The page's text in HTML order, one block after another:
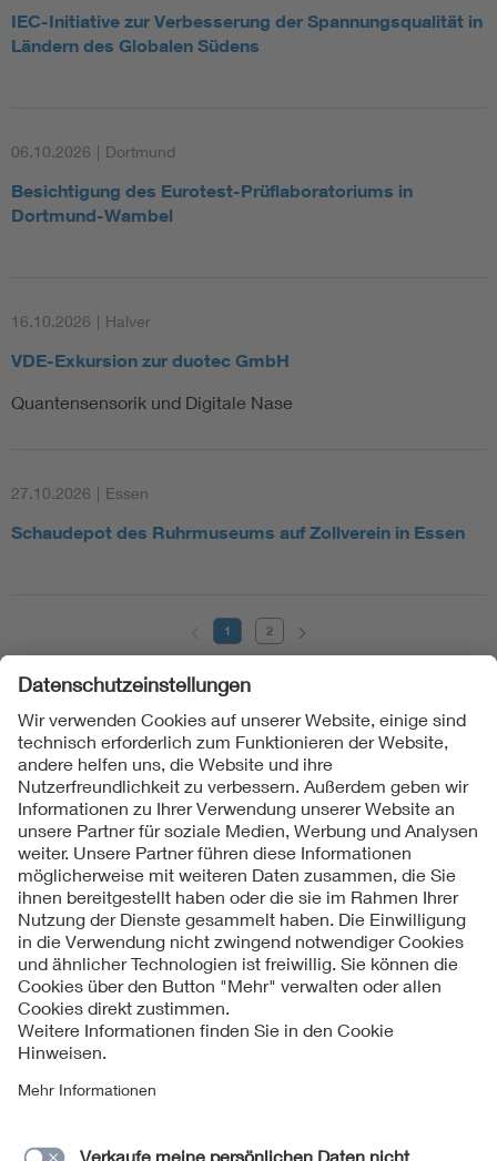
IEC-Initiative zur Verbesserung der Spannungsqualität in
Ländern des Globalen Südens
06.10.2026 | Dortmund
Besichtigung des Eurotest-Prüflaboratoriums in
Dortmund-Wambel
16.10.2026 | Halver
VDE-Exkursion zur duotec GmbH
Quantensensorik und Digitale Nase
27.10.2026 | Essen
Schaudepot des Ruhrmuseums auf Zollverein in Essen
1 2
Folgen Sie uns
Kontakte
Service
Impressum
Datenschutzinformationen
Cookie Hinweise